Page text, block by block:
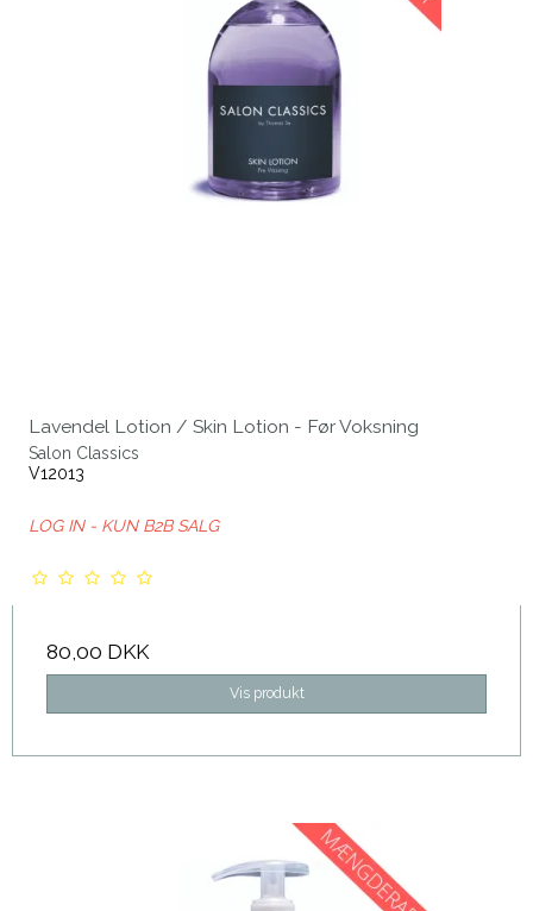
Lavendel Lotion / Skin Lotion - Før Voksning
Salon Classics
V12013
LOG IN - KUN B2B SALG
80,00 DKK
Vis produkt